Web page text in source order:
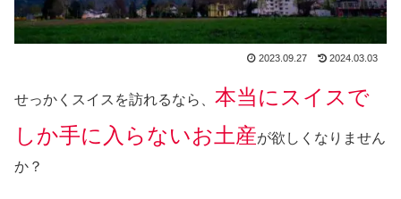
2023.09.27 2024.03.03
せっかくスイスを訪れるなら、 本当にスイスで
しか手に入らないお土産が欲しくなりません
か？